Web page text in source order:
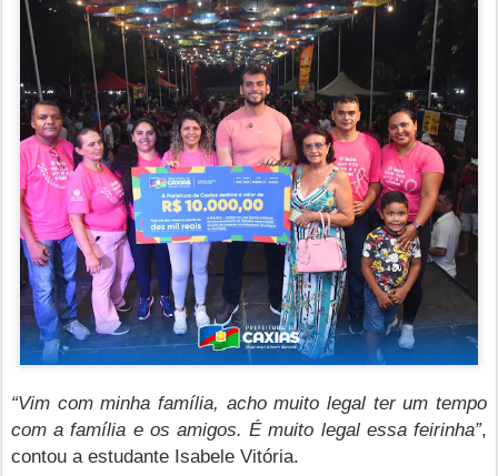
“Vim com minha família, acho muito legal ter um tempo
com a família e os amigos. É muito legal essa feirinha”,
contou a estudante Isabele Vitória.